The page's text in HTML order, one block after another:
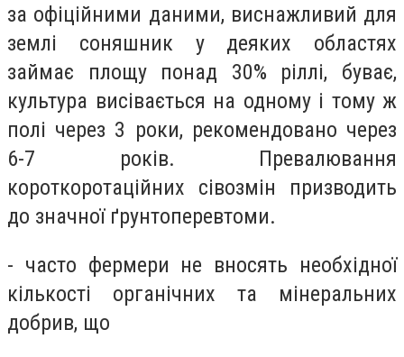
за офіційними даними, виснажливий для
землі соняшник у деяких областях
займає площу понад 30% ріллі, буває,
культура висівається на одному і тому ж
полі через 3 роки, рекомендовано через
6-7 років. Превалювання
короткоротаційних сівозмін призводить
до значної ґрунтоперевтоми.
- часто фермери не вносять необхідної
кількості органічних та мінеральних
добрив, що